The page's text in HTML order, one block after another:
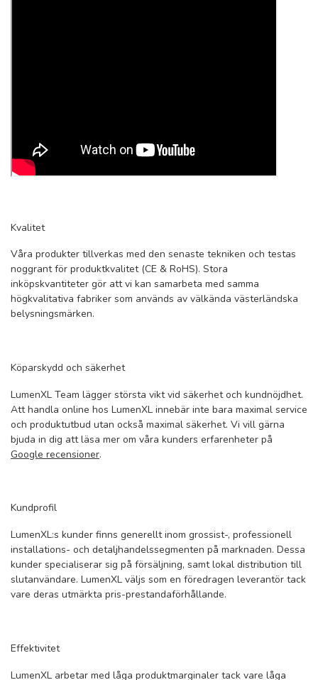
Kvalitet
Våra produkter tillverkas med den senaste tekniken och testas
noggrant för produktkvalitet (CE & RoHS). Stora
inköpskvantiteter gör att vi kan samarbeta med samma
högkvalitativa fabriker som används av välkända västerländska
belysningsmärken.
Köparskydd och säkerhet
LumenXL Team lägger största vikt vid säkerhet och kundnöjdhet.
Att handla online hos LumenXL innebär inte bara maximal service
och produktutbud utan också maximal säkerhet. Vi vill gärna
bjuda in dig att läsa mer om våra kunders erfarenheter på
Google recensioner.
Kundprofil
LumenXL:s kunder finns generellt inom grossist-, professionell
installations- och detaljhandelssegmenten på marknaden. Dessa
kunder specialiserar sig på försäljning, samt lokal distribution till
slutanvändare. LumenXL väljs som en föredragen leverantör tack
vare deras utmärkta pris-prestandaförhållande.
Effektivitet
LumenXL arbetar med låga produktmarginaler tack vare låga